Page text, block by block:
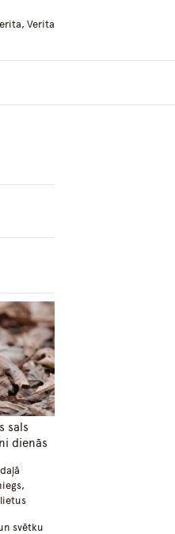
Verita
sals
dienās
svētku